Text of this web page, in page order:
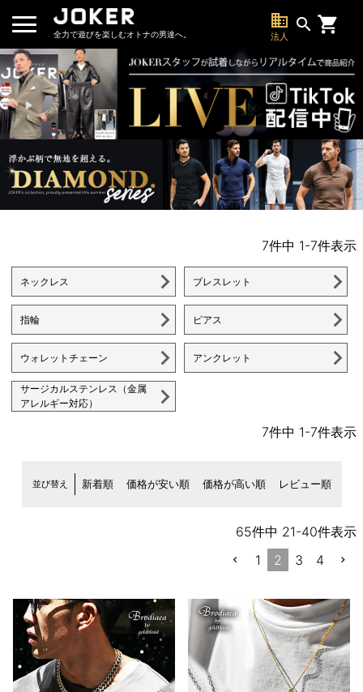
全力で遊びを楽しむオトナの男達へ。
business
法人
search
7件中 1-7件表示
ネックレス ブレスレット
指輪 ピアス
ウォレットチェーン アンクレット
サージカルステンレス（金属
アレルギー対応）
7件中 1-7件表示
並び替え 新着順 価格が安い順 価格が高い順 レビュー順
65件中 21-40件表示
1
2 3 4